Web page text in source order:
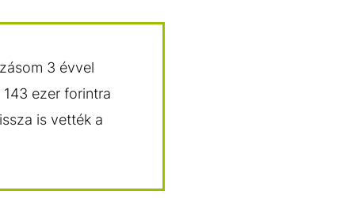
3 évvel
ezer forintra
is vették a